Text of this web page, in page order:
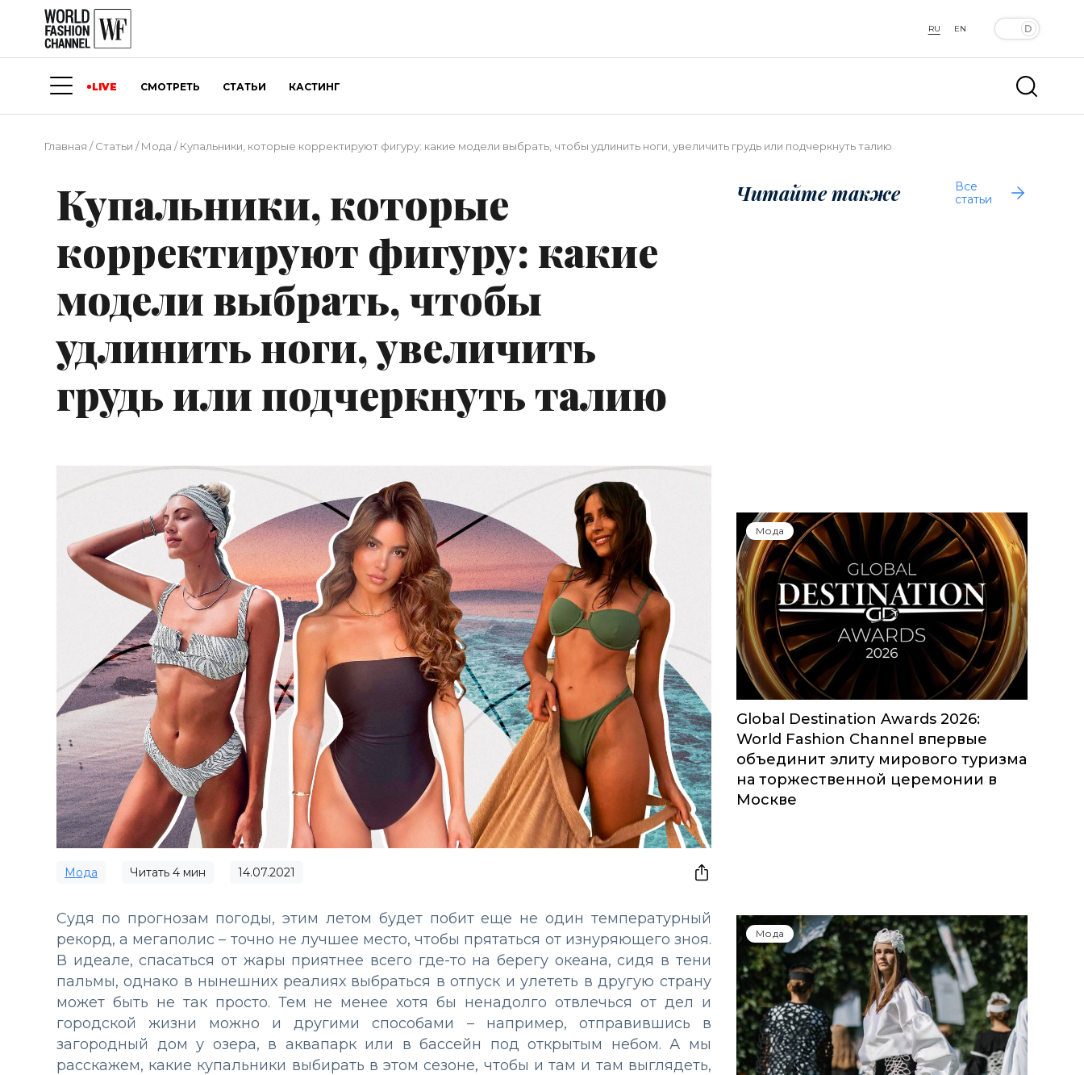
RU EN
LIVE СМОТРЕТЬ СТАТЬИ КАСТИНГ
Главная /Статьи /Мода /Купальники, которые корректируют фигуру: какие модели выбрать, чтобы удлинить ноги, увеличить грудь или подчеркнуть талию
Купальники, которые
корректируют фигуру: какие
модели выбрать, чтобы
удлинить ноги, увеличить
грудь или подчеркнуть талию
Мода Читать 4 мин 14.07.2021
Судя по прогнозам погоды, этим летом будет побит еще не один температурный
рекорд, а мегаполис – точно не лучшее место, чтобы прятаться от изнуряющего зноя.
В идеале, спасаться от жары приятнее всего где-то на берегу океана, сидя в тени
пальмы, однако в нынешних реалиях выбраться в отпуск и улететь в другую страну
может быть не так просто. Тем не менее хотя бы ненадолго отвлечься от дел и
городской жизни можно и другими способами – например, отправившись в
загородный дом у озера, в аквапарк или в бассейн под открытым небом. А мы
расскажем, какие купальники выбирать в этом сезоне, чтобы и там и там выглядеть,
Читайте также
Все
статьи
Мода
Global Destination Awards 2026:
World Fashion Channel впервые
объединит элиту мирового туризма
на торжественной церемонии в
Москве
Мода